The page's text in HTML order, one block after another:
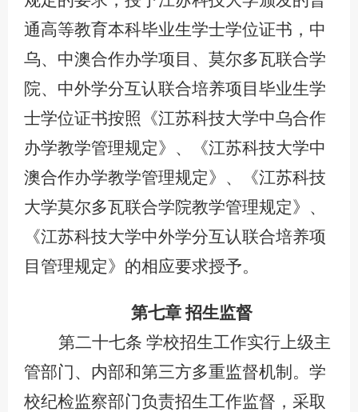
通高等教育本科毕业生学士学位证书，中
乌、中澳合作办学项目、 莫尔多瓦联合学
院、 中外学分互认联合培养项目毕业生学
士学位证书按照《江苏科技大学中乌合作
办学教学管理规定》 、
《江苏科技大学中
澳合作办学教学管理规定》 、
《江苏科技
大学莫尔多瓦联合学院教学管理规定》、
《江苏科技大学中外学分互认联合培养项
目管理规定》的相应要求授予。
第七章 招生监督
第二十七条 学校招生工作实行上级主
管部门、内部和第三方多重监督机制。学
校纪检监察部门负责招生工作监督，采取